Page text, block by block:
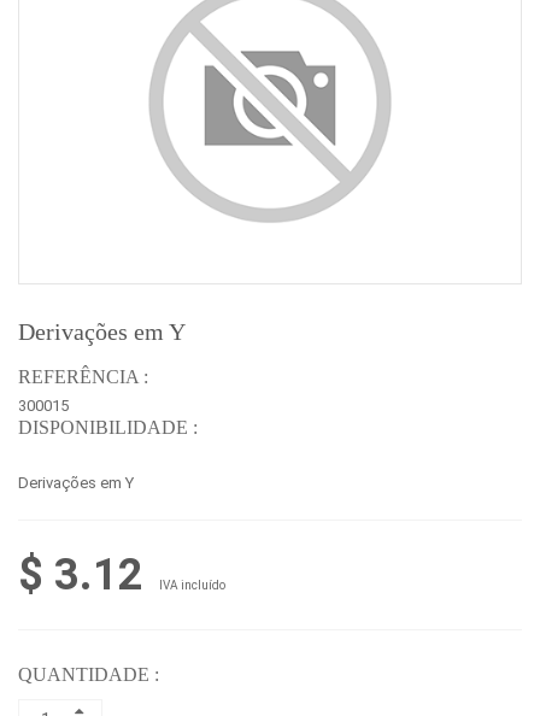
Derivações em Y
REFERÊNCIA :
300015
DISPONIBILIDADE :
Derivações em Y
$ 3.12 IVA incluído
QUANTIDADE :